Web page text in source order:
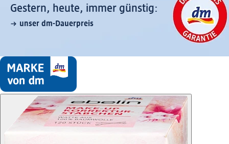
Gestern, heute, immer günstig:
unser dm-Dauerpreis